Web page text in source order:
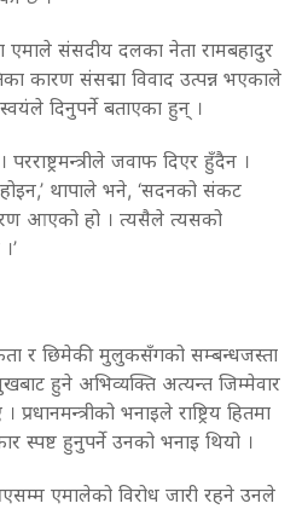
एमाले संसदीय दलका नेता रामबहादुर
कारण संसद्मा विवाद उत्पन्न भएकाले
दिनुपर्ने बताएका हुन् ।
परराष्ट्रमन्त्रीले जवाफ दिएर हुँदैन ।
थापाले भने, ‘सदनको संकट
आएको हो । त्यसैले त्यसको
र छिमेकी मुलुकसँगको सम्बन्धजस्ता
हुने अभिव्यक्ति अत्यन्त जिम्मेवार
भनाइले राष्ट्रिय हितमा
स्पष्ट हुनुपर्ने उनको भनाइ थियो ।
एमालेको विरोध जारी रहने उनले